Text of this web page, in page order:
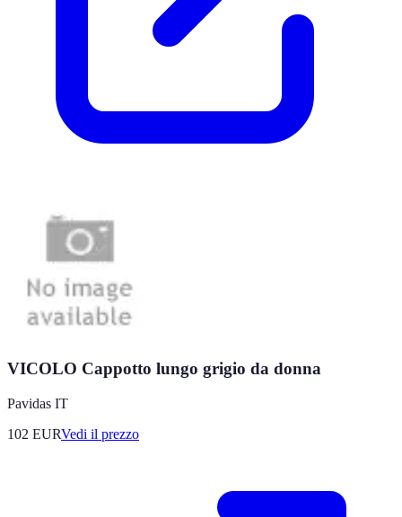
VICOLO Cappotto lungo grigio da donna
Pavidas IT
102 EURVedi il prezzo